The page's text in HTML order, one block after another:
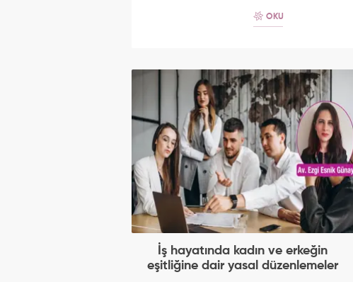
OKU
İş hayatında kadın ve erkeğin
eşitliğine dair yasal düzenlemeler